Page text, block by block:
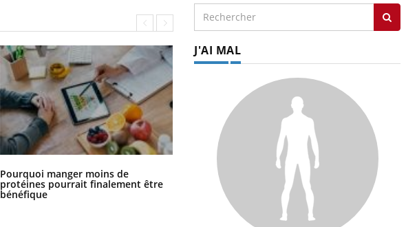
Pourquoi manger moins de
protéines pourrait finalement être
bénéfique
Grossesse et chaleur : ce que dit la
science
J'AI MAL